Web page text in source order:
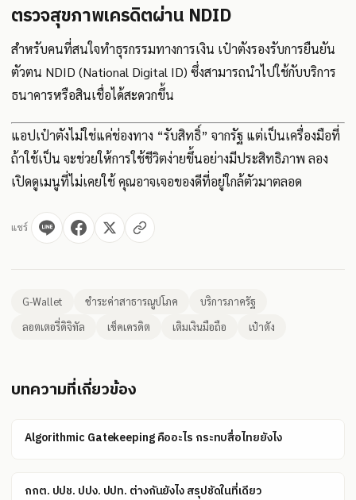
ตรวจสุขภาพเครดิตผ่าน NDID
สำหรับคนที่สนใจทำธุรกรรมทางการเงิน เป๋าตังรองรับการยืนยัน
ตัวตน NDID (National Digital ID) ซึ่งสามารถนำไปใช้กับบริการ
ธนาคารหรือสินเชื่อได้สะดวกขึ้น
แอปเป๋าตังไม่ใช่แค่ช่องทาง “รับสิทธิ์” จากรัฐ แต่เป็นเครื่องมือที่
ถ้าใช้เป็น จะช่วยให้การใช้ชีวิตง่ายขึ้นอย่างมีประสิทธิภาพ ลอง
เปิดดูเมนูที่ไม่เคยใช้ คุณอาจเจอของดีที่อยู่ใกล้ตัวมาตลอด
แชร์
G-Wallet ชำระค่าสาธารณูปโภค
บริการภาครัฐ
ลอตเตอรี่ดิจิทัล
เช็คเครดิต เติมเงินมือถือ เป๋าตัง
บทความที่เกี่ยวข้อง
Algorithmic Gatekeeping คืออะไร กระทบสื่อไทยยังไง
กกต. ปปช. ปปง. ปปท. ต่างกันยังไง สรุปชัดในที่เดียว